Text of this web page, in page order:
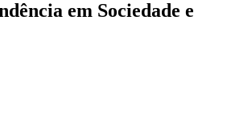
em Sociedade e